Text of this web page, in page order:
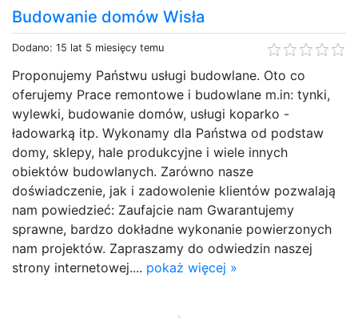
Budowanie domów Wisła
Dodano: 15 lat 5 miesięcy temu
Proponujemy Państwu usługi budowlane. Oto co
oferujemy Prace remontowe i budowlane m.in: tynki,
wylewki, budowanie domów, usługi koparko -
ładowarką itp. Wykonamy dla Państwa od podstaw
domy, sklepy, hale produkcyjne i wiele innych
obiektów budowlanych. Zarówno nasze
doświadczenie, jak i zadowolenie klientów pozwalają
nam powiedzieć: Zaufajcie nam Gwarantujemy
sprawne, bardzo dokładne wykonanie powierzonych
nam projektów. Zapraszamy do odwiedzin naszej
strony internetowej.... pokaż więcej »